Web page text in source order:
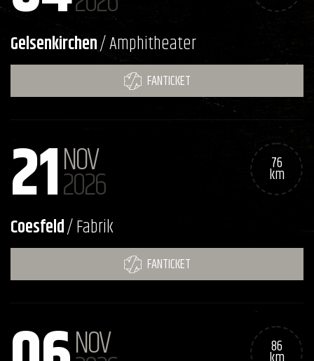
Gelsenkirchen/ Amphitheater
FANTICKET
21NOV
2026 76
km
Coesfeld/ Fabrik
FANTICKET
NOV 86